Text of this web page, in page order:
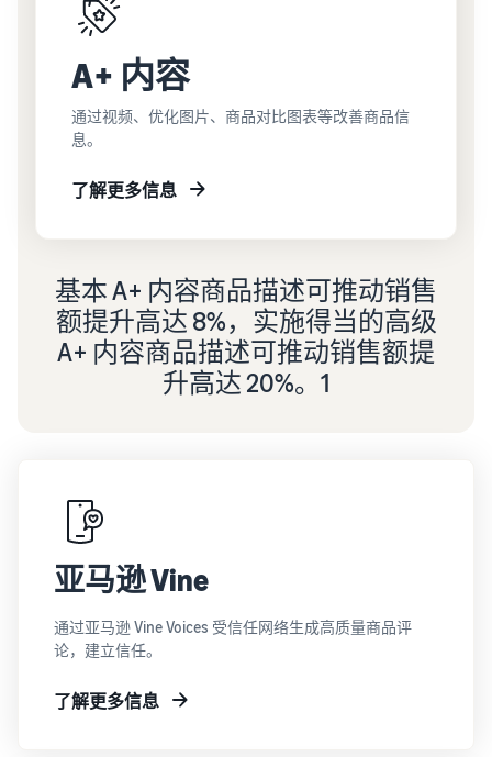
A+ 内容
通过视频、优化图片、商品对比图表等改善商品信
息。
了解更多信息
基本 A+ 内容商品描述可推动销售
额提升高达 8%，实施得当的高级
A+ 内容商品描述可推动销售额提
升高达 20%。1
亚马逊 Vine
通过亚马逊 Vine Voices 受信任网络生成高质量商品评
论，建立信任。
了解更多信息